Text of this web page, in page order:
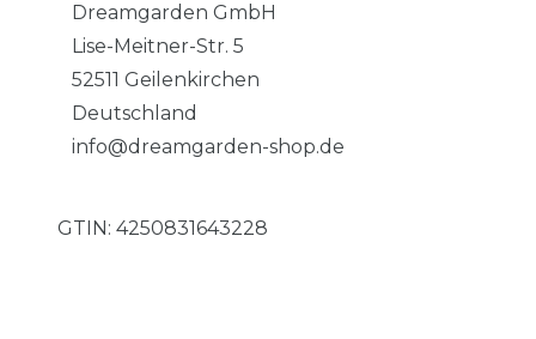
Dreamgarden GmbH
Lise-Meitner-Str. 5
52511 Geilenkirchen
Deutschland
info@dreamgarden-shop.de
GTIN: 4250831643228